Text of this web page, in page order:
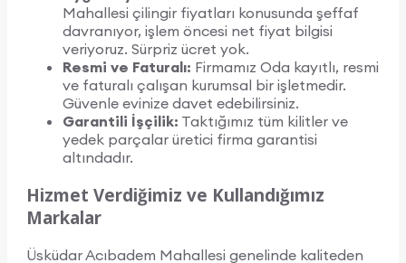
Mahallesi çilingir fiyatları konusunda şeffaf
davranıyor, işlem öncesi net fiyat bilgisi
veriyoruz. Sürpriz ücret yok.
Resmi ve Faturalı: Firmamız Oda kayıtlı, resmi
ve faturalı çalışan kurumsal bir işletmedir.
Güvenle evinize davet edebilirsiniz.
Garantili İşçilik: Taktığımız tüm kilitler ve
yedek parçalar üretici firma garantisi
altındadır.
Hizmet Verdiğimiz ve Kullandığımız
Markalar
Üsküdar Acıbadem Mahallesi genelinde kaliteden